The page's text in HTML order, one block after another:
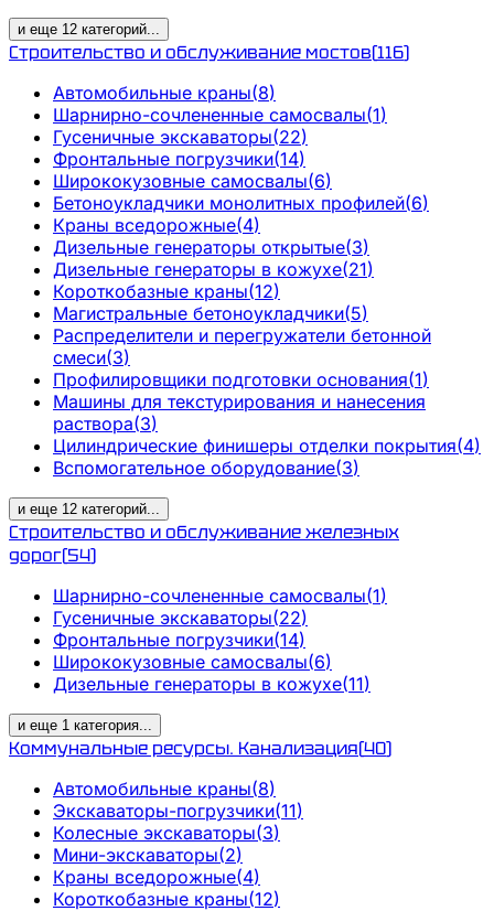
и еще 12 категорий...
Строительство и обслуживание мостов(116)
Автомобильные краны(8)
Шарнирно-сочлененные самосвалы(1)
Гусеничные экскаваторы(22)
Фронтальные погрузчики(14)
Ширококузовные самосвалы(6)
Бетоноукладчики монолитных профилей(6)
Краны вседорожные(4)
Дизельные генераторы открытые(3)
Дизельные генераторы в кожухе(21)
Короткобазные краны(12)
Магистральные бетоноукладчики(5)
Распределители и перегружатели бетонной
смеси(3)
Профилировщики подготовки основания(1)
Машины для текстурирования и нанесения
раствора(3)
Цилиндрические финишеры отделки покрытия(4)
Вспомогательное оборудование(3)
и еще 12 категорий...
Строительство и обслуживание железных
дорог(54)
Шарнирно-сочлененные самосвалы(1)
Гусеничные экскаваторы(22)
Фронтальные погрузчики(14)
Ширококузовные самосвалы(6)
Дизельные генераторы в кожухе(11)
и еще 1 категория...
Коммунальные ресурсы. Канализация(40)
Автомобильные краны(8)
Экскаваторы-погрузчики(11)
Колесные экскаваторы(3)
Мини-экскаваторы(2)
Краны вседорожные(4)
Короткобазные краны(12)